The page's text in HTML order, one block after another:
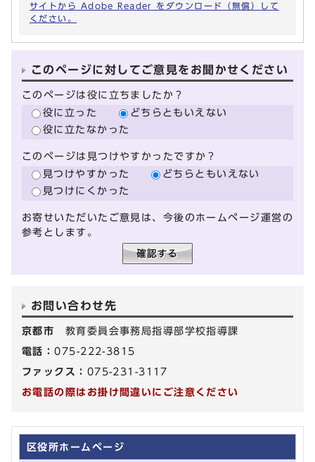
サイトから Adobe Reader をダウンロード（無償）して
ください。
このページに対してご意見をお聞かせください
このページは役に立ちましたか？
役に立った
どちらともいえない
役に立たなかった
このページは見つけやすかったですか？
見つけやすかった
どちらともいえない
見つけにくかった
お寄せいただいたご意見は、今後のホームページ運営の
参考とします。
お問い合わせ先
京都市 教育委員会事務局指導部学校指導課
電話：075-222-3815
ファックス： 075-231-3117
お電話の際はお掛け間違いにご注意ください
区役所ホームページ